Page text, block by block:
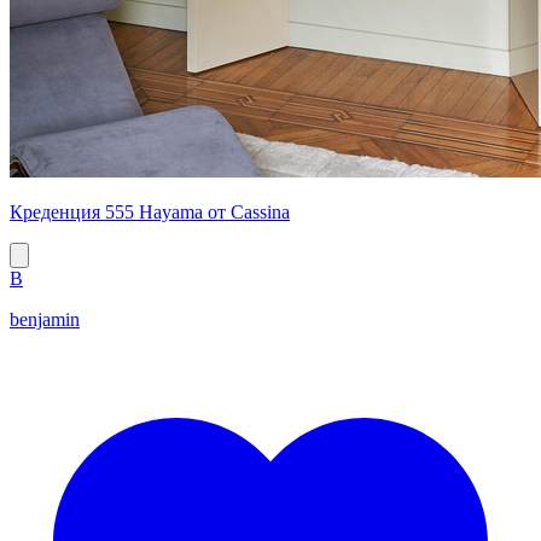
Креденция 555 Hayama от Cassina
B
benjamin